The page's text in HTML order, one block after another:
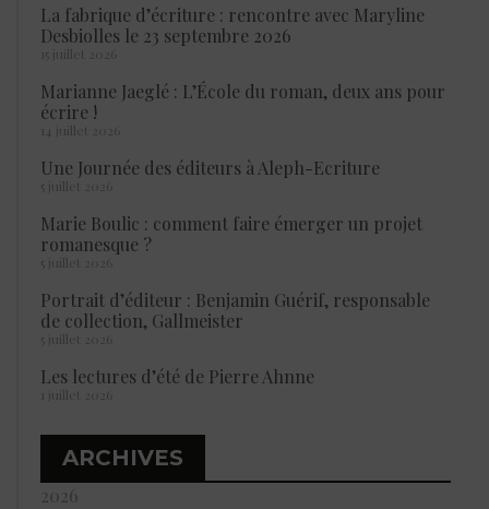
La fabrique d’écriture : rencontre avec Maryline
Desbiolles le 23 septembre 2026
15 juillet 2026
Marianne Jaeglé : L’École du roman, deux ans pour
écrire !
14 juillet 2026
Une Journée des éditeurs à Aleph-Ecriture
5 juillet 2026
Marie Boulic : comment faire émerger un projet
romanesque ?
5 juillet 2026
Portrait d’éditeur : Benjamin Guérif, responsable
de collection, Gallmeister
5 juillet 2026
Les lectures d’été de Pierre Ahnne
1 juillet 2026
ARCHIVES
2026